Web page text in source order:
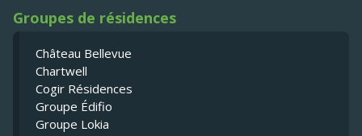
Groupes de résidences
Château Bellevue
Chartwell
Cogir Résidences
Groupe Édifio
Groupe Lokia